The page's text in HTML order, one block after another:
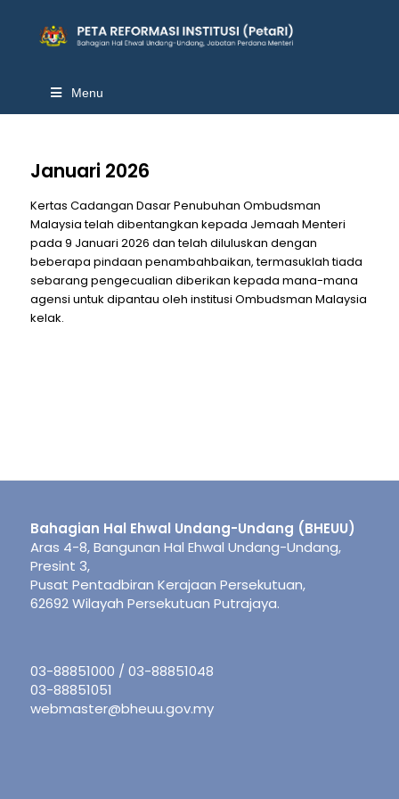
Menu
Januari 2026
Kertas Cadangan Dasar Penubuhan Ombudsman
Malaysia telah dibentangkan kepada Jemaah Menteri
pada 9 Januari 2026 dan telah diluluskan dengan
beberapa pindaan penambahbaikan, termasuklah tiada
sebarang pengecualian diberikan kepada mana-mana
agensi untuk dipantau oleh institusi Ombudsman Malaysia
kelak.
Bahagian Hal Ehwal Undang-Undang (BHEUU)
Aras 4-8, Bangunan Hal Ehwal Undang-Undang,
Presint 3,
Pusat Pentadbiran Kerajaan Persekutuan,
62692 Wilayah Persekutuan Putrajaya.
03-88851000 / 03-88851048
03-88851051
webmaster@bheuu.gov.my